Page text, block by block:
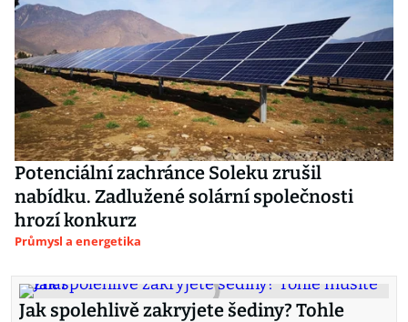
Potenciální zachránce Soleku zrušil
nabídku. Zadlužené solární společnosti
hrozí konkurz
Průmysl a energetika
Jak spolehlivě zakryjete šediny? Tohle